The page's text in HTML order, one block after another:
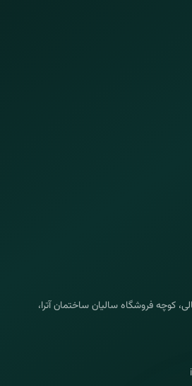
کوچه فروشگاه سالیان ساختمان آترا،